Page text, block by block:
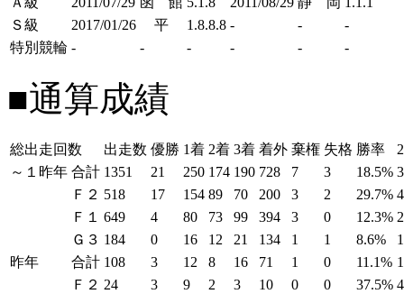
Ｓ級
2017/01/26 平 1.8.8.8 - -
-
特別競輪 - - - - - -
■通算成績
総出走回数 出走数 優勝 1着 2着 3着 着外 棄権 失格 勝率
～１昨年 合計 1351 21 250 174 190 728 7 3 18.5%
Ｆ２ 518 17 154 89 70 200 3 2 29.7%
Ｆ１
649 4 80 73 99 394 3 0 12.3%
Ｇ３ 184 0 16 12 21 134 1 1 8.6%
昨年
合計 108 3 12 8 16 71 1 0 11.1%
Ｆ２ 24 3 9 2 3 10 0 0 37.5%